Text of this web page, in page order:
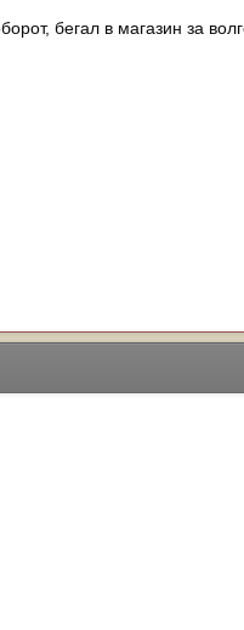
бегал в магазин за